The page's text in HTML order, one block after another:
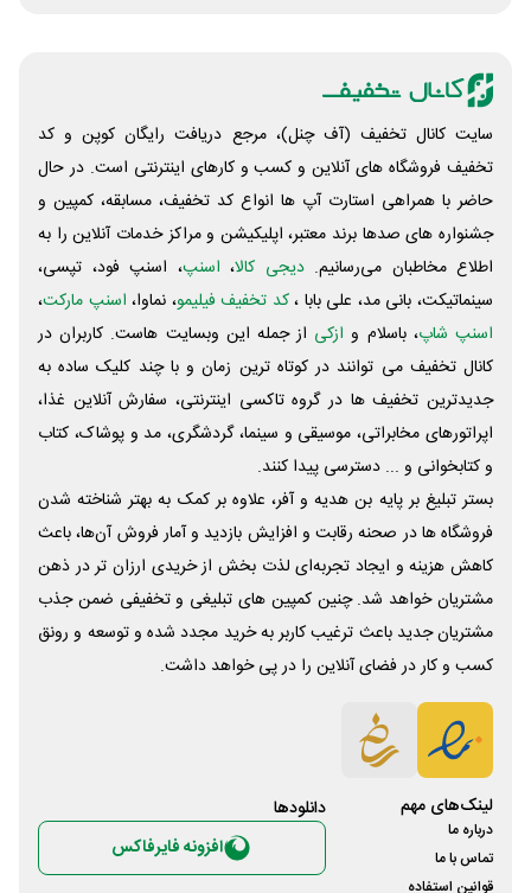
سایت کانال تخفیف (آف چنل)، مرجع دریافت رایگان کوپن و کد
تخفیف فروشگاه های آنلاین و کسب و‌ کارهای اینترنتی است. در حال
حاضر با همراهی استارت آپ ها انواع کد تخفیف، مسابقه، کمپین و
جشنواره های صدها برند معتبر، اپلیکیشن و مراکز خدمات آنلاین را به
اطلاع مخاطبان می‌رسانیم. دیجی کالا، اسنپ، اسنپ فود، تپسی،
سینماتیکت، بانی مد، علی‌ بابا ،کد تخفیف فیلیمو، نماوا، اسنپ مارکت،
اسنپ شاپ، باسلام و ازکی از جمله این وبسایت ‌هاست. کاربران در
کانال تخفیف می توانند در کوتاه ترین زمان و با چند کلیک ساده به
جدیدترین تخفیف ها در گروه تاکسی اینترنتی، سفارش آنلاین غذا،
اپراتورهای مخابراتی، موسیقی و سینما، گردشگری، مد و پوشاک، کتاب
و کتابخوانی و ... دسترسی پیدا کنند.
بستر تبلیغ بر پایه بن هدیه و آفر، علاوه بر کمک به بهتر شناخته شدن
فروشگاه ها در صحنه رقابت و افزایش بازدید و آمار فروش آن‌ها، باعث
کاهش هزینه و ایجاد تجربه‌ای لذت بخش از خریدی ارزان تر در ذهن
مشتریان خواهد شد. چنین کمپین های تبلیغی و تخفیفی ضمن جذب
مشتریان جدید باعث ترغیب کاربر به خرید مجدد شده و توسعه و رونق
کسب و کار در فضای آنلاین را در پی خواهد داشت.
لینک‌های مهم
درباره ما
تماس با ما
قوانین استفاده
دانلود‌ها
افزونه فایرفاکس